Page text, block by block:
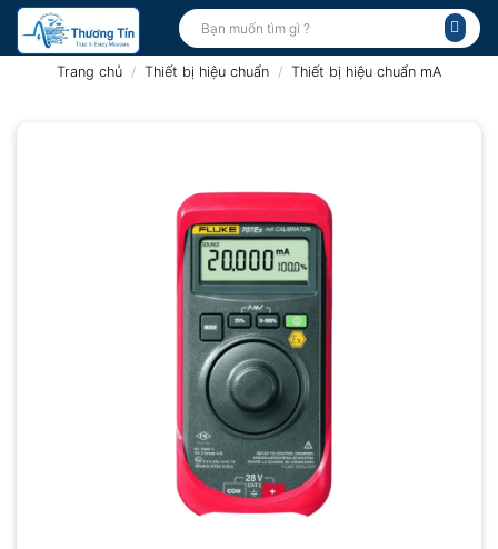
Bỏ
qua
Tìm
kiếm:
Trang chủ / Thiết bị hiệu chuẩn / Thiết bị hiệu chuẩn mA